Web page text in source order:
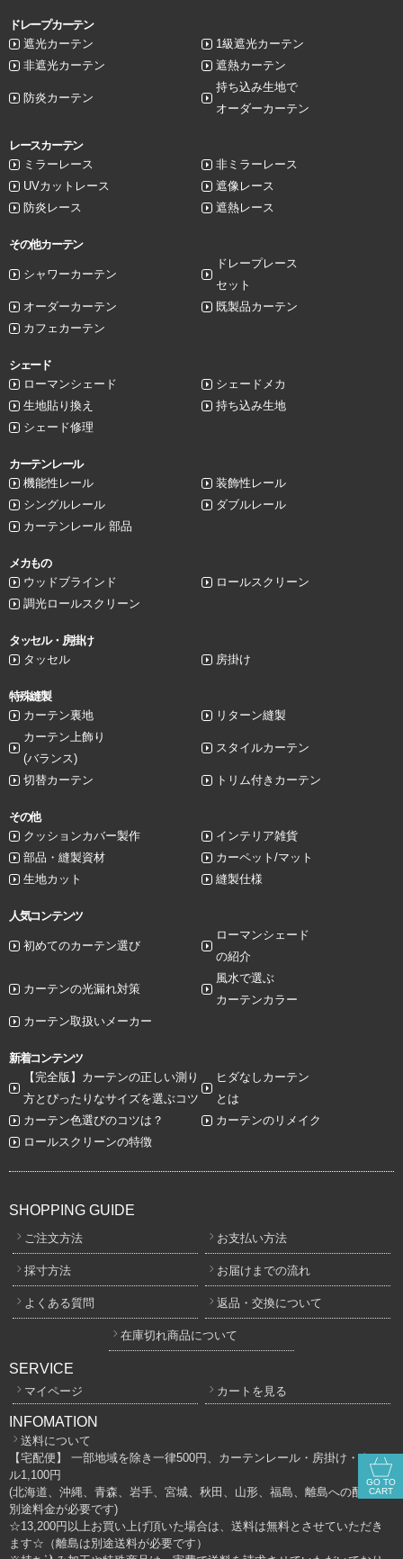
ドレープカーテン
遮光カーテン
1級遮光カーテン
非遮光カーテン
遮熱カーテン
防炎カーテン
持ち込み生地で
オーダーカーテン
レースカーテン
ミラーレース
非ミラーレース
UVカットレース
遮像レース
防炎レース
遮熱レース
その他カーテン
シャワーカーテン
ドレープレース
セット
オーダーカーテン
既製品カーテン
カフェカーテン
シェード
ローマンシェード
シェードメカ
生地貼り換え
持ち込み生地
シェード修理
カーテンレール
機能性レール
装飾性レール
シングルレール
ダブルレール
カーテンレール 部品
メカもの
ウッドブラインド
ロールスクリーン
調光ロールスクリーン
タッセル・房掛け
タッセル
房掛け
特殊縫製
カーテン裏地
リターン縫製
カーテン上飾り
(バランス)
スタイルカーテン
切替カーテン トリム付きカーテン
その他
クッションカバー製作
インテリア雑貨
部品・縫製資材
カーペット/マット
生地カット
縫製仕様
人気コンテンツ
初めてのカーテン選び
ローマンシェード
の紹介
カーテンの光漏れ対策
風水で選ぶ
カーテンカラー
カーテン取扱いメーカー
新着コンテンツ
【完全版】カーテンの正しい測り
方とぴったりなサイズを選ぶコツ
ヒダなしカーテン
とは
カーテン色選びのコツは？
カーテンのリメイク
ロールスクリーンの特徴
SHOPPING GUIDE
ご注文方法 お支払い方法
採寸方法 お届けまでの流れ
よくある質問 返品・交換について
在庫切れ商品について
SERVICE
マイページ カートを見る
INFOMATION
送料について
【宅配便】 一部地域を除き一律500円、カーテンレール・房掛け・タッセ
ル1,100円
(北海道、沖縄、青森、岩手、宮城、秋田、山形、福島、離島への配送は
別途料金が必要です)
☆13,200円以上お買い上げ頂いた場合は、送料は無料とさせていただき
ます☆（離島は別途送料が必要です）
GO TO
CART